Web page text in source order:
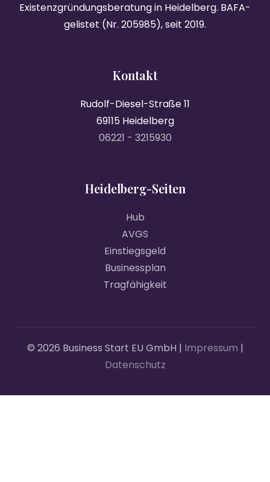
Existenzgründungsberatung in Heidelberg. BAFA-
gelistet (Nr. 205985), seit 2019.
Kontakt
Rudolf-Diesel-Straße 11
69115 Heidelberg
06221 - 3215930
Heidelberg-Seiten
Hub
AVGS
Einstiegsgeld
Businessplan
Tragfähigkeit
© 2026 Business Start EU GmbH | Impressum |
Datenschutz